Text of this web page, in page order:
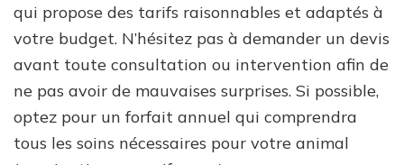
qui propose des tarifs raisonnables et adaptés à
votre budget. N’hésitez pas à demander un devis
avant toute consultation ou intervention afin de
ne pas avoir de mauvaises surprises. Si possible,
optez pour un forfait annuel qui comprendra
tous les soins nécessaires pour votre animal